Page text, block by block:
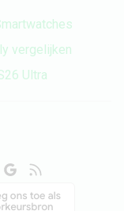
vergelijken
Ultra